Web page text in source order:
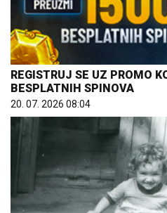
REGISTRUJ SE UZ PROMO
BESPLATNIH SPINOVA
20. 07. 2026 08:04